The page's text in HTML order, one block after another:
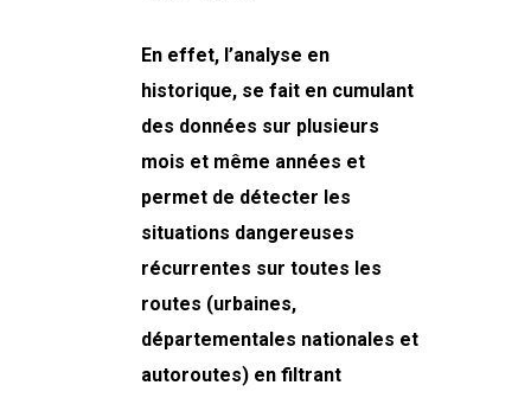
En effet, l’analyse en
historique, se fait en cumulant
des données sur plusieurs
mois et même années et
permet de détecter les
situations dangereuses
récurrentes sur toutes les
routes (urbaines,
départementales nationales et
autoroutes) en filtrant